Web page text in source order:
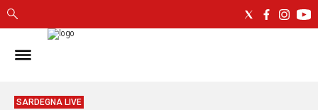
IN
CAGLIARI
SARDEGNA LIVE